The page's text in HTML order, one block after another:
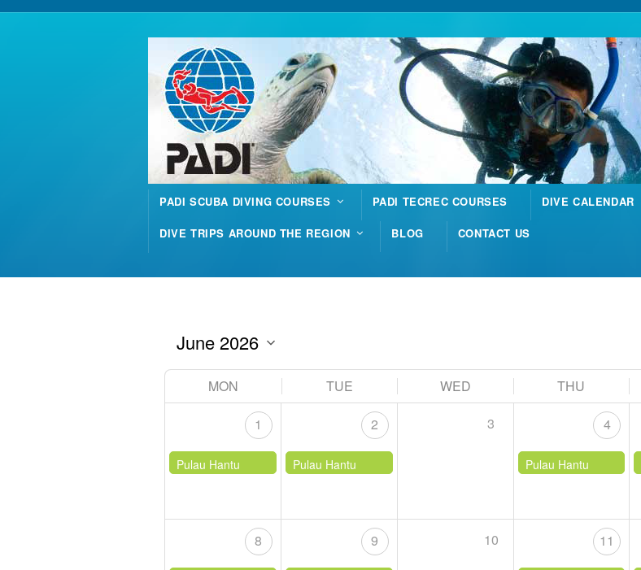
PADI SCUBA DIVING COURSES PADI TECREC COURSES DIVE CALENDAR
DIVE TRIPS AROUND THE REGION BLOG CONTACT US
MON TUE WED THU
1
Pulau Hantu
2
Pulau Hantu
3 4
Pulau Hantu
8 9 10 11